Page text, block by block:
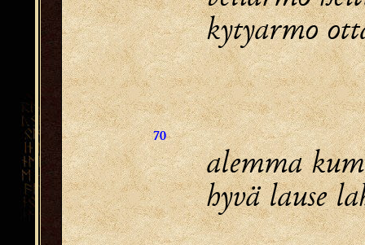
70
kytyarmo
alemma
hyvä lause